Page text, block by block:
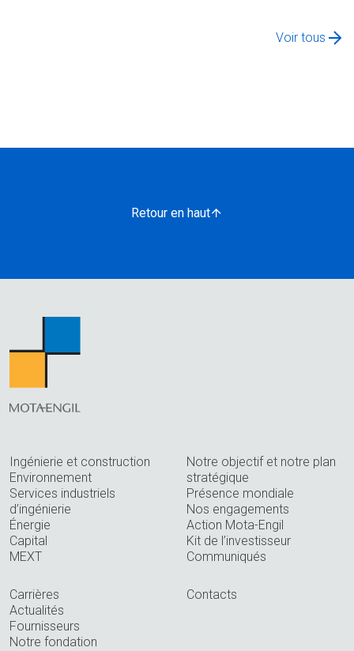
Voir tous
Retour en haut
Ingénierie et construction
Environnement
Services industriels
d’ingénierie
Énergie
Capital
MEXT
Notre objectif et notre plan
stratégique
Présence mondiale
Nos engagements
Action Mota-Engil
Kit de l’investisseur
Communiqués
Carrières
Actualités
Fournisseurs
Notre fondation
Contacts